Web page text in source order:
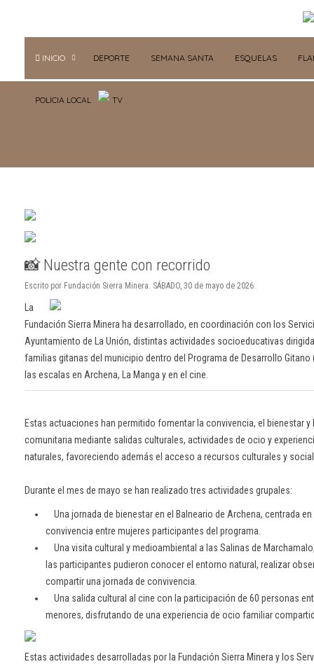
INICIO DEPORTE SEMANA SANTA ESQUELAS
POLICIA LOCAL TV
📸 Nuestra gente con recorrido
Escrito por Fundación Sierra Minera. SÁBADO, 30 de mayo de 2026.
La
Fundación Sierra Minera ha desarrollado, en coordinación con los
Ayuntamiento de La Unión, distintas actividades socioeducativas
familias gitanas del municipio dentro del Programa de Desarrollo Gitano
las escalas en Archena, La Manga y en el cine.
Estas actuaciones han permitido fomentar la convivencia, el bienestar
comunitaria mediante salidas culturales, actividades de ocio y
naturales, favoreciendo además el acceso a recursos culturales y
Durante el mes de mayo se han realizado tres actividades grupales:
Una jornada de bienestar en el Balneario de Archena, centrada
convivencia entre mujeres participantes del programa.
Una visita cultural y medioambiental a las Salinas de
las participantes pudieron conocer el entorno natural, realizar
compartir una jornada de convivencia.
Una salida cultural al cine con la participación de 60 personas
menores, disfrutando de una experiencia de ocio familiar
Estas actividades desarrolladas por la Fundación Sierra Minera y los